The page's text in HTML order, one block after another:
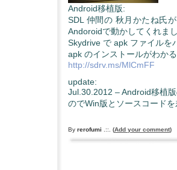
Android移植版:
SDL 仲間の 秋月かたね氏
Andoroidで動かしてくれまし
Skydrive で apk ファイルを
apk のインストールがわか
http://sdrv.ms/MlCmFF
update:
Jul.30.2012 – Android移植
のでWin版とソースコードを
By rerofumi .::. (Add your comment)